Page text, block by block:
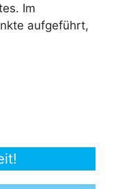
Im
aufgeführt,